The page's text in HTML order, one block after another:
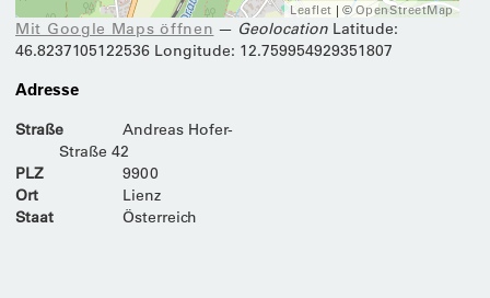
Leaflet | © OpenStreetMap
Mit Google Maps öffnen — Geolocation Latitude:
46.8237105122536 Longitude: 12.759954929351807
Adresse
Straße
Andreas Hofer-
Straße 42
PLZ
9900
Ort
Lienz
Staat
Österreich